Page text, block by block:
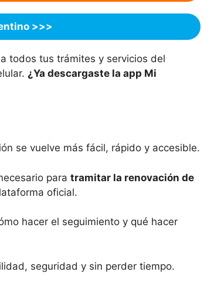
>>>
todos tus trámites y servicios del
¿Ya descargaste la app Mi
se vuelve más fácil, rápido y accesible.
para tramitar la renovación de
oficial.
hacer el seguimiento y qué hacer
seguridad y sin perder tiempo.